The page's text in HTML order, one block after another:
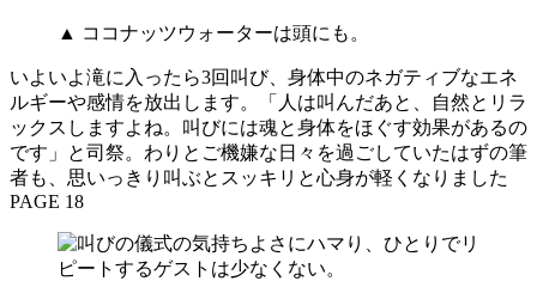
▲ ココナッツウォーターは頭にも。
いよいよ滝に入ったら3回叫び、身体中のネガティブなエネ
ルギーや感情を放出します。「人は叫んだあと、自然とリラ
ックスしますよね。叫びには魂と身体をほぐす効果があるの
です」と司祭。わりとご機嫌な日々を過ごしていたはずの筆
者も、思いっきり叫ぶとスッキリと心身が軽くなりました
PAGE 18